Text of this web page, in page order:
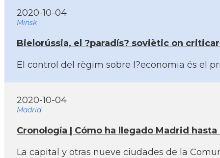
2020-10-04
Minsk
Bielorússia, el ?paradí­s? soviètic on
El control del règim sobre l?economia és el
2020-10-04
Madrid
Cronologí­a | Cómo ha llegado Madrid
La capital y otras nueve ciudades de la